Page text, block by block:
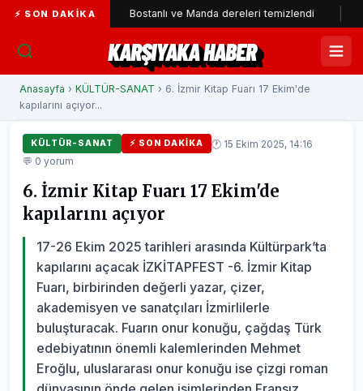
⚡ SON DAKIKABostanlı ve Manda dereleri temizlendi Alabay:
KARŞIYAKA HABER
Anasayfa › KÜLTÜR-SANAT › 6. İzmir Kitap Fuarı 17 Ekim'de
kapılarını açıyor...
KÜLTÜR-SANAT ⚡ SON DAKIKA
🕐 15 Ekim 2025, 14:16
💬 0 yorum
6. İzmir Kitap Fuarı 17 Ekim'de
kapılarını açıyor
17-26 Ekim 2025 tarihleri arasında Kültürpark’ta
kapılarını açacak İZKİTAPFEST -6. İzmir Kitap
Fuarı, birbirinden değerli yazar, çizer,
akademisyen ve sanatçıları İzmirlilerle
buluşturacak. Fuarın onur konuğu, çağdaş Türk
edebiyatının önemli kalemlerinden Mehmet
Eroğlu, uluslararası onur konuğu ise çizgi roman